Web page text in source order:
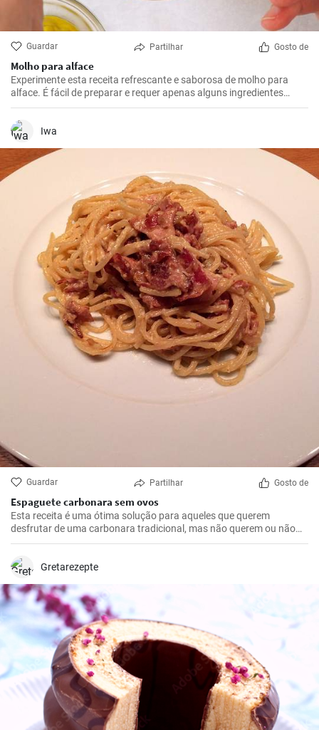
Guardar Partilhar Gosto de
Molho para alface
Experimente esta receita refrescante e saborosa de molho para
alface. É fácil de preparar e requer apenas alguns ingredientes
básicos. É ideal para saladas de verão ou como complemento para
carne grelhada.
Iwa
Guardar Partilhar Gosto de
Espaguete carbonara sem ovos
Esta receita é uma ótima solução para aqueles que querem
desfrutar de uma carbonara tradicional, mas não querem ou não
podem consumir ovos.
Gretarezepte